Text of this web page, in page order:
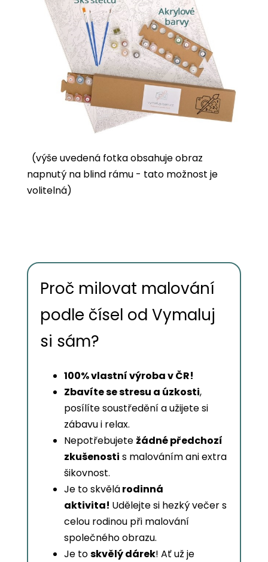
(výše uvedená fotka obsahuje obraz
napnutý na blind rámu - tato možnost je
volitelná)
Proč milovat malování
podle čísel od Vymaluj
si sám?
100% vlastní výroba v ČR!
Zbavíte se stresu a úzkosti,
posílíte soustředění a užijete si
zábavu i relax.
Nepotřebujete žádné předchozí
zkušenosti s malováním ani extra
šikovnost.
Je to skvělárodinná
aktivita! Udělejte si hezký večer s
celou rodinou při malování
společného obrazu.
Je toskvělý dárek! Ať už je